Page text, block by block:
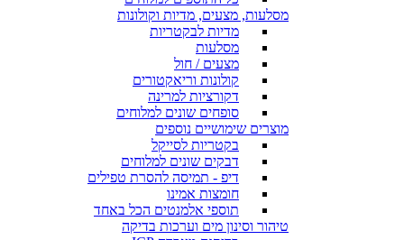
מסלעות, מצעים, מדיות וקולונות
מדיות לבקטריות
מסלעות
מצעים / חול
קולונות וריאקטורים
דקורציות למרינה
סופחים שונים למלוחים
מוצרים שימושיים נוספים
בקטריות לסייקל
דבקים שונים למלוחים
דיפ - תמיסה להסרת טפילים
חומצות אמינו
תוספי אלמנטים הכל באחד
טיהור וסינון מים וערכות בדיקה